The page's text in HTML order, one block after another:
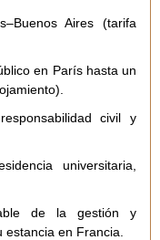
Aires (tarifa
en París hasta un
civil y
universitaria,
de la gestión y
en Francia.